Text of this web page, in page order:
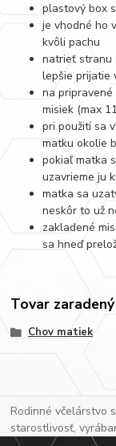
plastový box
je vhodné ho
kvôli pachu
natrieť stranu
lepšie prijatie
na pripravené
misiek (max
pri použití sa
matku okolie
pokiaľ matka
uzavrieme ju
matka sa
neskôr to už
zakladené
sa hneď
Tovar
Chov matiek
Rodinné včelárstvo
starostlivosť,